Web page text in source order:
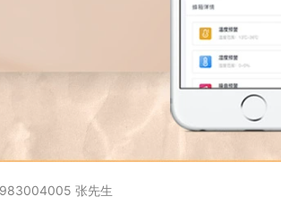
张先生